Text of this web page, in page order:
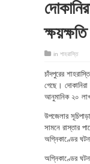
in শাহরাস্তি
চাঁদপুরের
গেছে। দোকানিরা
আনুমানিক ২০ লাখ
উপজেলার
সামনে রাস্তার
অগ্নিকাণ্ডের
অগ্নিকাণ্ডের